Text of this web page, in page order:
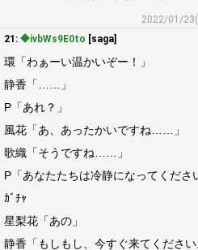
2022/01/
21: ◆ivbWs9E0to [saga]
環「わぁーい温かいぞー！」
静香「……」
P「あれ？」
風花「あ、あったかいですね……」
歌織「そうですね……」
P「あなたたちは冷静になってくださ
ｶﾞﾁｬ
星梨花「あの」
静香「もしもし、今すぐ来てくださ